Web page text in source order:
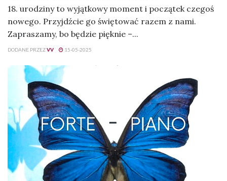
18. urodziny to wyjątkowy moment i początek czegoś
nowego. Przyjdźcie go świętować razem z nami.
Zapraszamy, bo będzie pięknie –...
DODANE PRZEZVV 15-05-2025